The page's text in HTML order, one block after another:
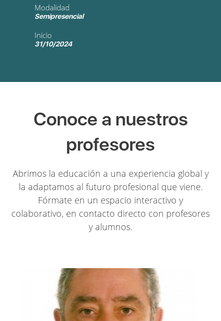
Modalidad
Semipresencial
Inicio
31/10/2024
Conoce a nuestros
profesores
Abrimos la educación a una experiencia global y
la adaptamos al futuro profesional que viene.
Fórmate en un espacio interactivo y
colaborativo, en contacto directo con profesores
y alumnos.